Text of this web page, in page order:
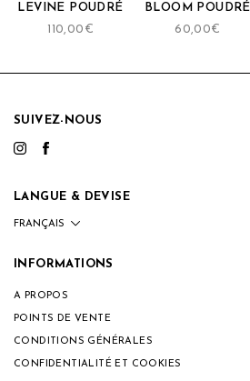
LEVINE POUDRÉ
110,00 €
BLOOM POUDRÉ
60,00€
SUIVEZ-NOUS
LANGUE & DEVISE
INFORMATIONS
A PROPOS
POINTS DE VENTE
CONDITIONS GÉNÉRALES
CONFIDENTIALITÉ ET COOKIES